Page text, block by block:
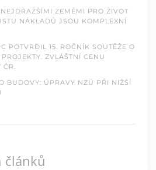
ZEMĚMI PRO ŽIVOT
NÁKLADŮ JSOU KOMPLEXNÍ
POTVRDIL 15. ROČNÍK SOUTĚŽE O
ZVLÁŠTNÍ CENU
BUDOVY: ÚPRAVY NZÚ PŘI NIŽŠÍ
článků